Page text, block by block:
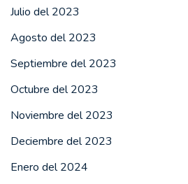
Julio del 2023
Agosto del 2023
Septiembre del 2023
Octubre del 2023
Noviembre del 2023
Deciembre del 2023
Enero del 2024